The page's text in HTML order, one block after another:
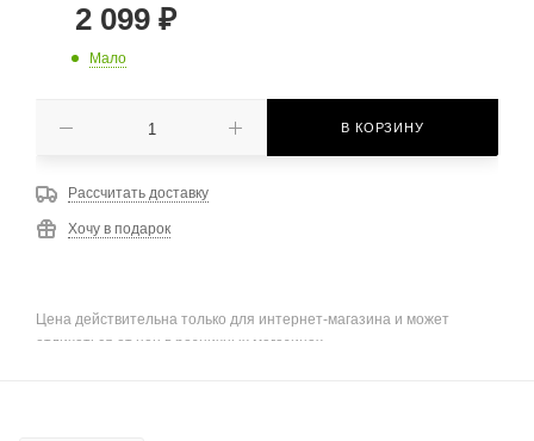
2 099 ₽
Мало
В КОРЗИНУ
Рассчитать доставку
Хочу в подарок
Цена действительна только для интернет-магазина и может
отличаться от цен в розничных магазинах